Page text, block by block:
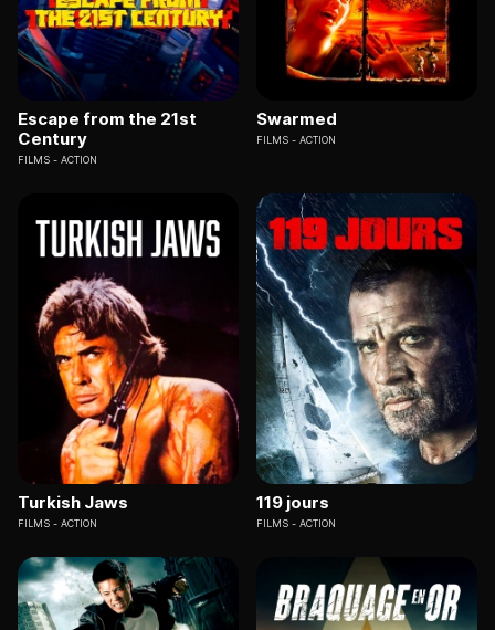
Escape from the 21st
Century
FILMS ACTION
Swarmed
FILMS ACTION
Turkish Jaws
FILMS ACTION
119 jours
FILMS ACTION